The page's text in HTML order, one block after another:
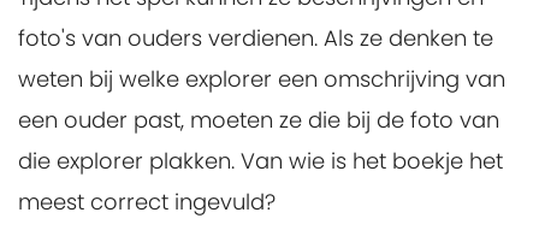
foto's van ouders verdienen. Als ze denken te
weten bij welke explorer een omschrijving van
een ouder past, moeten ze die bij de foto van
die explorer plakken. Van wie is het boekje het
meest correct ingevuld?